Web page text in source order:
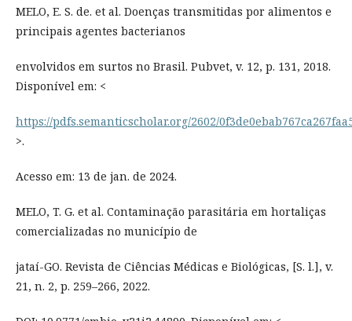
MELO, E. S. de. et al. Doenças transmitidas por alimentos e
principais agentes bacterianos
envolvidos em surtos no Brasil. Pubvet, v. 12, p. 131, 2018.
Disponível em: <
https://pdfs.semanticscholar.org/2602/
>.
Acesso em: 13 de jan. de 2024.
MELO, T. G. et al. Contaminação parasitária em hortaliças
comercializadas no município de
jataí-GO. Revista de Ciências Médicas e Biológicas, [S. l.], v.
21, n. 2, p. 259–266, 2022.